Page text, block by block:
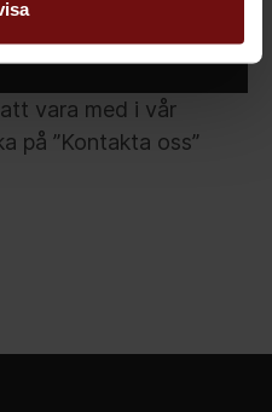
vara med i vår
på ”Kontakta oss”